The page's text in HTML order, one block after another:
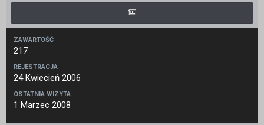
ZAWARTOŚĆ
217
REJESTRACJA
24 Kwiecień 2006
OSTATNIA WIZYTA
1 Marzec 2008